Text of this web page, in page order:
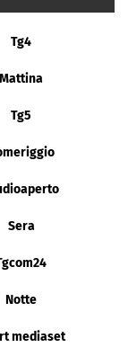
Tg4
Mattina
Tg5
Sera
Notte
mediaset